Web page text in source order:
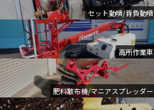
セット動噴/背負動噴
高所作業車
肥料散布機/マニアスプレッダー